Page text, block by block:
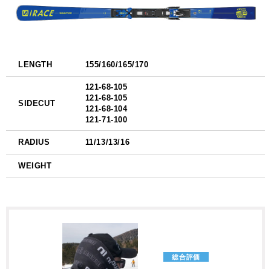
LENGTH 155/160/165/170
SIDECUT
121-68-105
121-68-105
121-68-104
121-71-100
RADIUS 11/13/13/16
WEIGHT
総合評価